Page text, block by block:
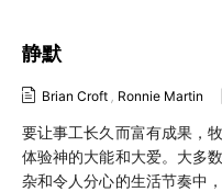
静默
Brian Croft , Ronnie Martin
要让事工长久而富有成果，
体验神的大能和大爱。大多
杂和令人分心的生活节奏中